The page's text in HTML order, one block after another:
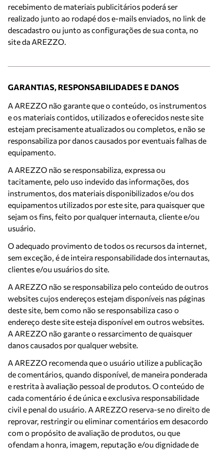
recebimento de materiais publicitários poderá ser
realizado junto ao rodapé dos e-mails enviados, no link de
descadastro ou junto as configurações de sua conta, no
site da AREZZO.
GARANTIAS, RESPONSABILIDADES E DANOS
A AREZZO não garante que o conteúdo, os instrumentos
e os materiais contidos, utilizados e oferecidos neste site
estejam precisamente atualizados ou completos, e não se
responsabiliza por danos causados por eventuais falhas de
equipamento.
A AREZZO não se responsabiliza, expressa ou
tacitamente, pelo uso indevido das informações, dos
instrumentos, dos materiais disponibilizados e/ou dos
equipamentos utilizados por este site, para quaisquer que
sejam os fins, feito por qualquer internauta, cliente e/ou
usuário.
O adequado provimento de todos os recursos da internet,
sem exceção, é de inteira responsabilidade dos internautas,
clientes e/ou usuários do site.
A AREZZO não se responsabiliza pelo conteúdo de outros
websites cujos endereços estejam disponíveis nas páginas
deste site, bem como não se responsabiliza caso o
endereço deste site esteja disponível em outros websites.
A AREZZO não garante o ressarcimento de quaisquer
danos causados por qualquer website.
A AREZZO recomenda que o usuário utilize a publicação
de comentários, quando disponível, de maneira ponderada
e restrita à avaliação pessoal de produtos. O conteúdo de
cada comentário é de única e exclusiva responsabilidade
civil e penal do usuário. A AREZZO reserva-se no direito de
reprovar, restringir ou eliminar comentários em desacordo
com o propósito de avaliação de produtos, ou que
ofendam a honra, imagem, reputação e/ou dignidade de